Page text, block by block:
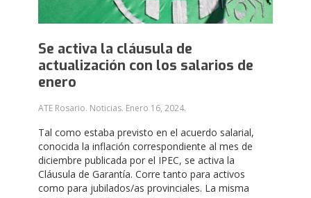
Se activa la cláusula de
actualización con los salarios de
enero
ATE Rosario. Noticias. Enero 16, 2024.
Tal como estaba previsto en el acuerdo salarial,
conocida la inflación correspondiente al mes de
diciembre publicada por el IPEC, se activa la
Cláusula de Garantía. Corre tanto para activos
como para jubilados/as provinciales. La misma